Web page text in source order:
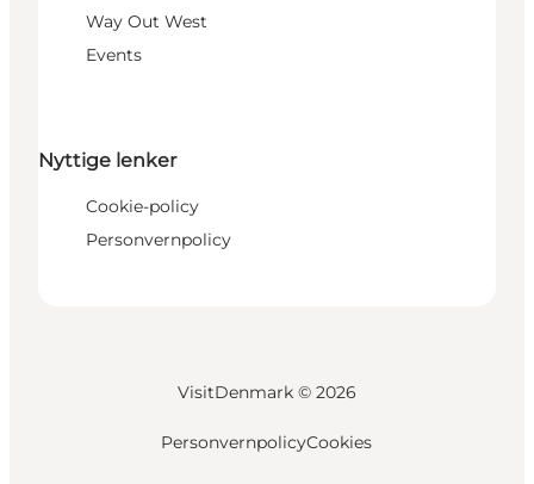
Way Out West
Events
Nyttige lenker
Cookie-policy
Personvernpolicy
VisitDenmark © 2026
PersonvernpolicyCookies